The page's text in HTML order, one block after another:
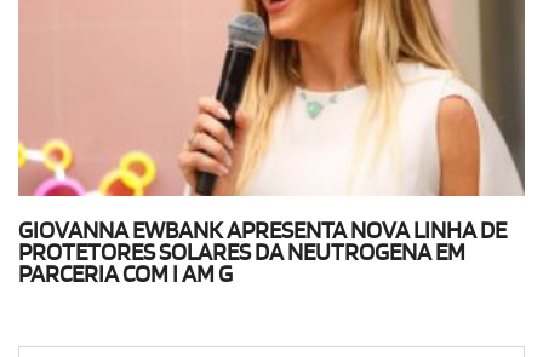
GIOVANNA EWBANK APRESENTA NOVA LINHA DE
PROTETORES SOLARES DA NEUTROGENA EM
PARCERIA COM I AM G